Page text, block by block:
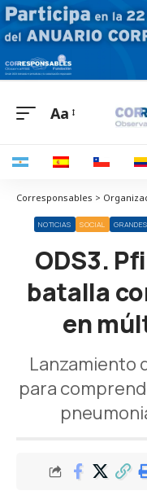
Aa
NOTICIAS SOCIAL
ODS3.
batalla
en
Lanzamiento
para